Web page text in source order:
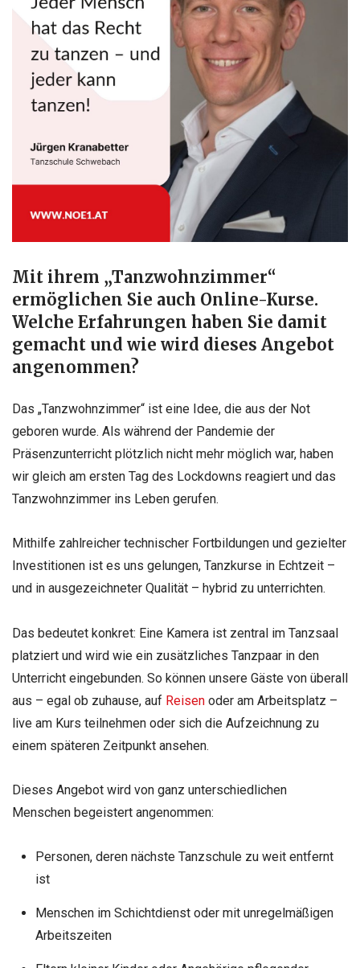
Mit ihrem „Tanzwohnzimmer“
ermöglichen Sie auch Online-Kurse.
Welche Erfahrungen haben Sie damit
gemacht und wie wird dieses Angebot
angenommen?
Das „Tanzwohnzimmer“ ist eine Idee, die aus der Not
geboren wurde. Als während der Pandemie der
Präsenzunterricht plötzlich nicht mehr möglich war, haben
wir gleich am ersten Tag des Lockdowns reagiert und das
Tanzwohnzimmer ins Leben gerufen.
Mithilfe zahlreicher technischer Fortbildungen und gezielter
Investitionen ist es uns gelungen, Tanzkurse in Echtzeit –
und in ausgezeichneter Qualität – hybrid zu unterrichten.
Das bedeutet konkret: Eine Kamera ist zentral im Tanzsaal
platziert und wird wie ein zusätzliches Tanzpaar in den
Unterricht eingebunden. So können unsere Gäste von überall
aus – egal ob zuhause, auf Reisen oder am Arbeitsplatz –
live am Kurs teilnehmen oder sich die Aufzeichnung zu
einem späteren Zeitpunkt ansehen.
Dieses Angebot wird von ganz unterschiedlichen
Menschen begeistert angenommen:
Personen, deren nächste Tanzschule zu weit entfernt
ist
Menschen im Schichtdienst oder mit unregelmäßigen
Arbeitszeiten